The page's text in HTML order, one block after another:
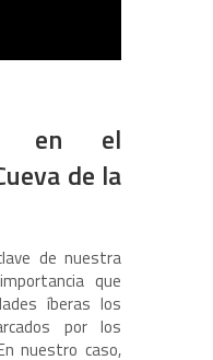
en el
de la
de nuestra
que
íberas los
por los
nuestro caso,